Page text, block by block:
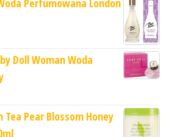
Doll Woman Woda
Pear Blossom Honey